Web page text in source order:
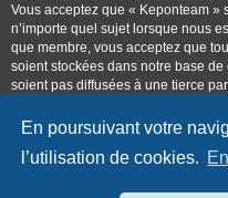
En poursuivant votre
l’utilisation de cookies.
Vous acceptez que « Keponteam
n’importe quel sujet lorsque nous
que membre, vous acceptez que
soient stockées dans notre base
soient pas diffusées à une tierce
« Keponteam », ni phpBB ne
de tentative de piratage visant à